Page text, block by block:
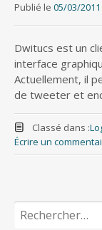
Publié le 05/03/2011
Dwitucs est un
interface
Actuellement, il
de tweeter et
Classé dans :
Écrire un
Rechercher :